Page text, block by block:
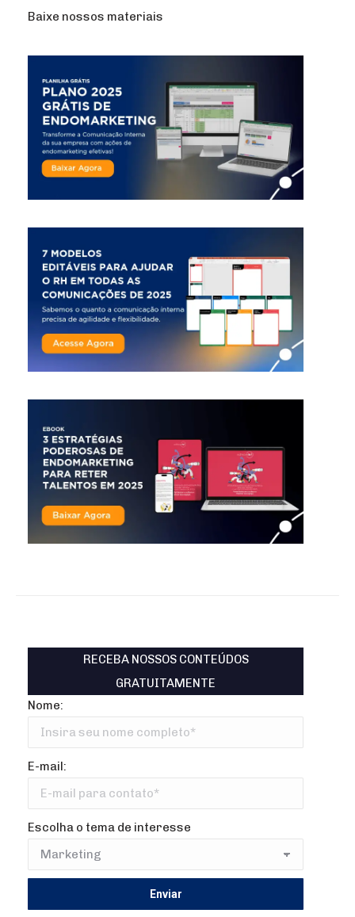
Baixe nossos materiais
RECEBA NOSSOS CONTEÚDOS
GRATUITAMENTE
Nome:
E-mail:
Escolha o tema de interesse